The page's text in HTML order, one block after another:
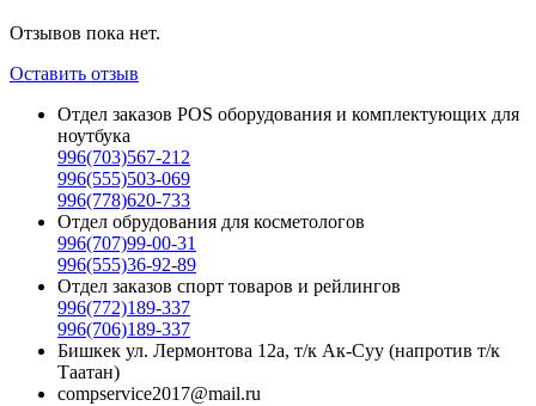
Отзывов пока нет.
Оставить отзыв
Отдел заказов POS оборудования и комплектующих для
ноутбука
996(703)567-212
996(555)503-069
996(778)620-733
Отдел обрудования для косметологов
996(707)99-00-31
996(555)36-92-89
Отдел заказов спорт товаров и рейлингов
996(772)189-337
996(706)189-337
Бишкек ул. Лермонтова 12а, т/к Ак-Суу (напротив т/к
Таатан)
compservice2017@mail.ru